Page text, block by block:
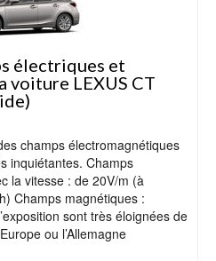
électriques et
voiture LEXUS CT
champs électromagnétiques
inquiétantes. Champs
la vitesse : de 20V/m (à
Champs magnétiques :
sont très éloignées de
ou l’Allemagne